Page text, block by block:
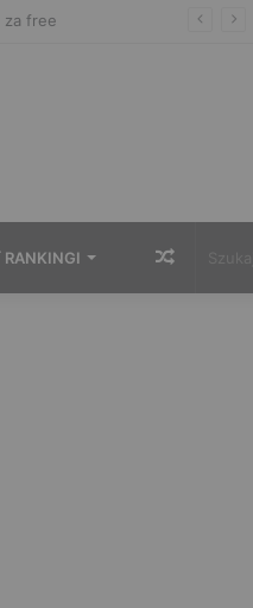
RANKINGI Losowy